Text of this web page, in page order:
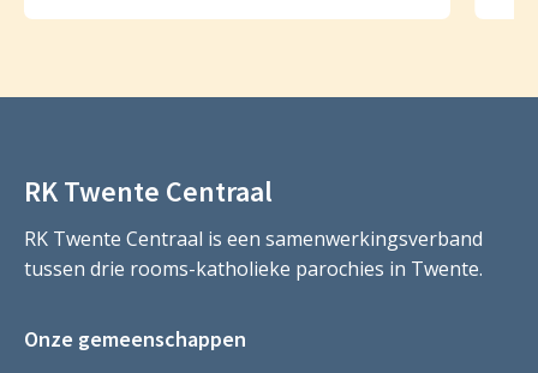
RK Twente Centraal
RK Twente Centraal is een samenwerkingsverband
tussen drie rooms-katholieke parochies in Twente.
Onze gemeenschappen